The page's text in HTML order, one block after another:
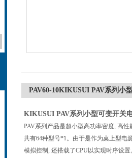
PAV60-10KIKUSUI PAV系列小
KIKUSUI PAV系列小型可变开关
PAV系列产品是超小型高功率密度, 高性
共有64种型号*1。由于是作为桌上型电
模拟控制, 还搭载了CPU以实现时序设置